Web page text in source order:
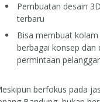
Pembuatan desain
terbaru
Bisa membuat
berbagai konsep dan
permintaan
berfokus pada